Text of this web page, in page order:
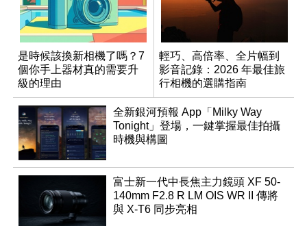
是時候該換新相機了嗎？7
個你手上器材真的需要升
級的理由
輕巧、高倍率、全片幅到
影音記錄：2026 年最佳旅
行相機的選購指南
全新銀河預報 App「Milky Way
Tonight」登場，一鍵掌握最佳拍攝
時機與構圖
富士新一代中長焦主力鏡頭 XF 50-
140mm F2.8 R LM OIS WR II 傳將
與 X-T6 同步亮相